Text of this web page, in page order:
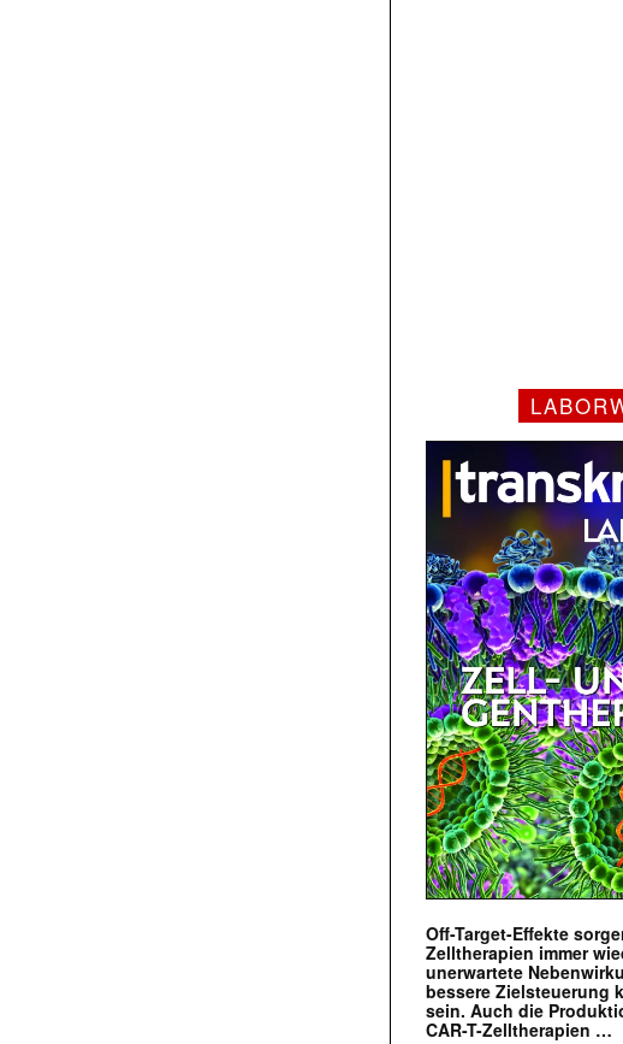
Off-Target-Effekte
Zelltherapien immer
unerwartete
bessere Zielsteuerung
sein. Auch die
CAR-T-Zelltherapien …